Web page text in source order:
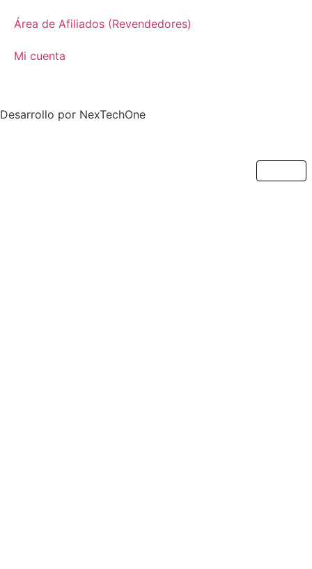
Área de Afiliados (Revendedores)
Mi cuenta
Desarrollo por NexTechOne